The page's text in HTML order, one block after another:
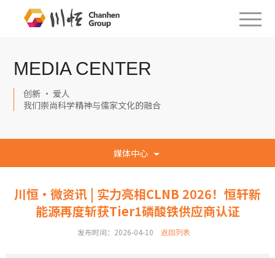
MEDIA CENTER
创新 · 爱人
我们崇尚科学精神与儒家文化的融合
媒体中心
川恒·微资讯 | 实力亮相CLNB 2026！恒轩新
能源再度斩获Tier1磷酸铁供应商认证
发布时间：2026-04-10 返回列表